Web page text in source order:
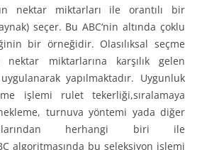
nektar miktarları ile orantılı bir
seçer. Bu ABC‘nin altında çoklu
bir örneğidir. Olasılıksal seçme
miktarlarına karşılık gelen
yapılmaktadır. Uygunluk
işlemi rulet tekerliği,sıralamaya
turnuva yöntemi yada diğer
herhangi biri ile
algoritmasında bu seleksiyon işlemi